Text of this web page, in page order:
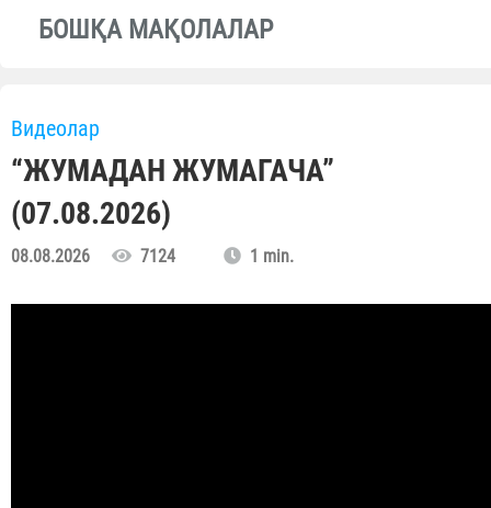
БОШҚА МАҚОЛАЛАР
Видеолар
“ЖУМАДАН ЖУМАГАЧА”
(07.08.2026)
08.08.2026 7124 1 min.